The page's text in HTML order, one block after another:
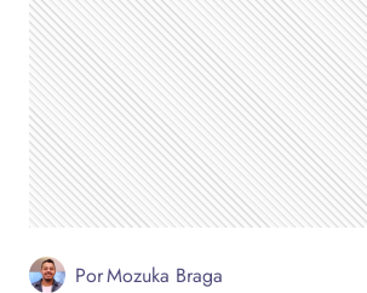
PorMozuka Braga